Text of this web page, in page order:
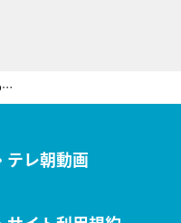
「世界最高のレスラーは、オカダ・カズチカ」飯伏幸太が語る、オカダへのリスペクトと闘争心
テレ朝動画